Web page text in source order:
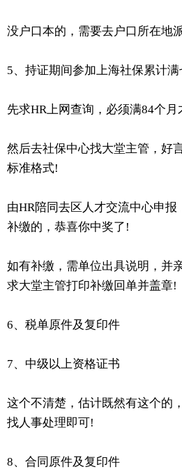
没户口本的，需要去户口所在地
5、持证期间参加上海社保累计满
先求HR上网查询，必须满84个月
然后去社保中心找大堂主管，好
标准格式!
由HR陪同去区人才交流中心申
补缴的，恭喜你中奖了!
如有补缴，需单位出具说明，并
求大堂主管打印补缴回单并盖章!
6、税单原件及复印件
7、中级以上资格证书
这个不清楚，估计既然有这个的
找人事处理即可!
8、合同原件及复印件